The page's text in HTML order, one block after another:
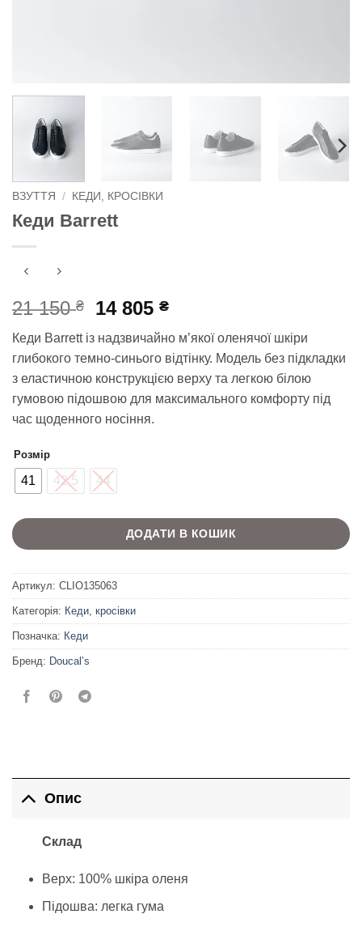
ВЗУТТЯ / КЕДИ, КРОСІВКИ
Кеди Barrett
21 150₴
Оригінальна
21
150 ₴.
14 805₴Поточна
14
805 ₴.
Кеди Barrett із надзвичайно м’якої оленячої шкіри
глибокого темно-синього відтінку. Модель без підкладки
з еластичною конструкцією верху та легкою білою
гумовою підошвою для максимального комфорту під
час щоденного носіння.
Розмір
41 42,5 44
ДОДАТИ В КОШИК
Артикул: CLIO135063
Категорія: Кеди, кросівки
Позначка: Кеди
Бренд: Doucal’s
Опис
Склад
Верх: 100% шкіра оленя
Підошва: легка гума